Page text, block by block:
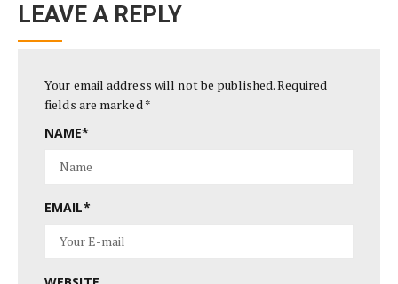
LEAVE A REPLY
Your email address will not be published.Required
fields are marked *
NAME*
EMAIL*